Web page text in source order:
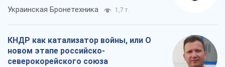
Украинская Бронетехника 1,7 т.
КНДР как катализатор войны, или О
новом этапе российско-
северокорейского союза